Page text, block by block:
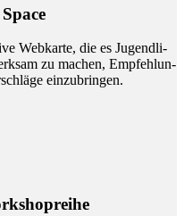
Web­kar­te, die es Ju­gend­li­
zu ma­chen, Emp­feh­lun­
ein­zu­brin­gen.